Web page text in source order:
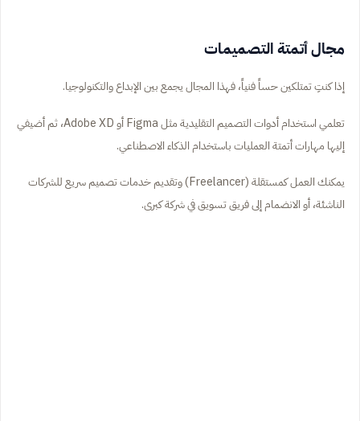
مجال أتمتة التصميمات
إذا كنتِ تمتلكين حساً فنياً، فهذا المجال يجمع بين الإبداع والتكنولوجيا.
تعلمي استخدام أدوات التصميم التقليدية مثل Figma أو Adobe XD، ثم أضيفي
إليها مهارات أتمتة العمليات باستخدام الذكاء الاصطناعي.
يمكنك العمل كمستقلة (Freelancer) وتقديم خدمات تصميم سريع للشركات
الناشئة، أو الانضمام إلى فريق تسويق في شركة كبرى.